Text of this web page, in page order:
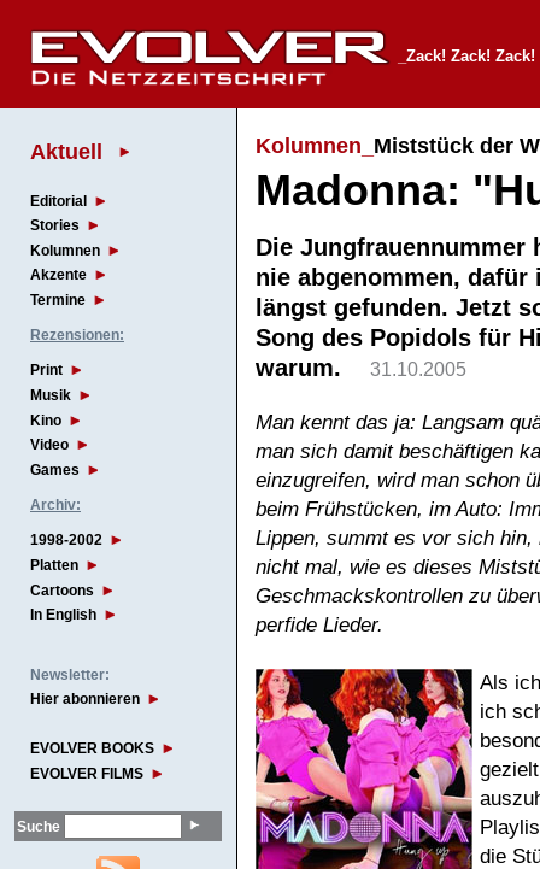
_Zack! Zack! Zack!
Aktuell
Editorial
Stories
Kolumnen
Akzente
Termine
Rezensionen:
Print
Musik
Kino
Video
Games
Archiv:
1998-2002
Platten
Cartoons
In English
Newsletter:
Hier abonnieren
EVOLVER BOOKS
EVOLVER FILMS
Suche
Kolumnen_ Miststück der
Madonna:
Die Jungfrauennummer
nie abgenommen, dafür
längst gefunden. Jetzt
Song des Popidols für
warum.
31.10.2005
Man kennt das ja: Langsam
man sich damit beschäftigen
einzugreifen, wird man schon
beim Frühstücken, im Auto:
Lippen, summt es vor sich
nicht mal, wie es dieses
Geschmackskontrollen zu
perfide Lieder.
Als
ich
die